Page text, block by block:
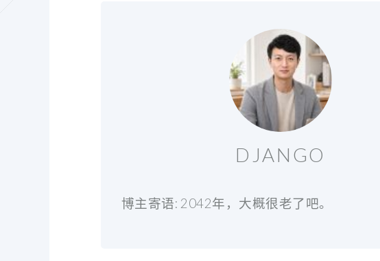
DJANGO
博主寄语: 2042年，大概很老了吧。